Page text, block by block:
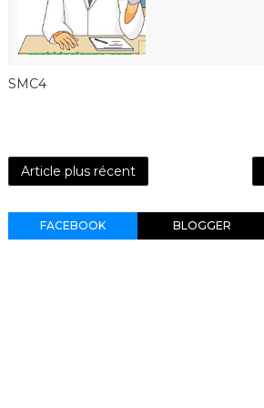
SMC4
Article plus récent
FACEBOOK BLOGGER